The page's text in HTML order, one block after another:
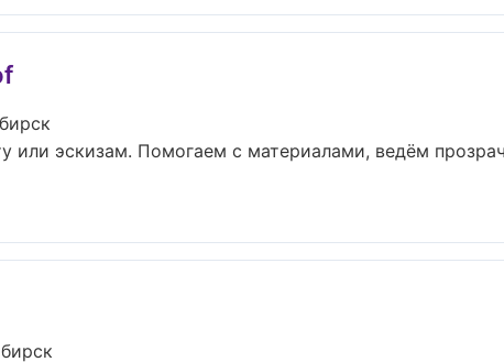
или эскизам. Помогаем с материалами, ведём